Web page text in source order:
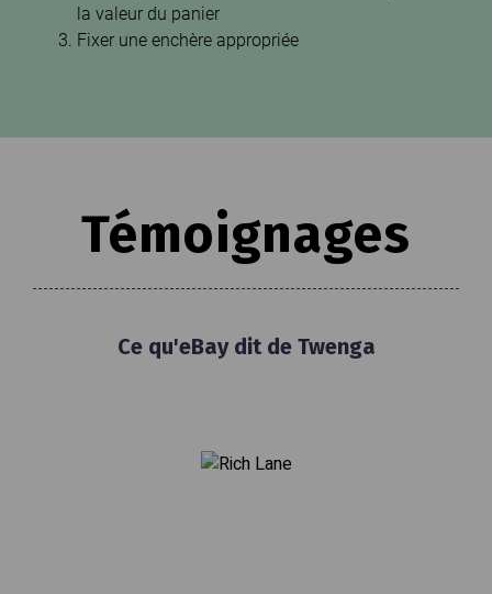
la valeur du panier
Fixer une enchère appropriée
Témoignages
Ce qu'eBay dit de Twenga